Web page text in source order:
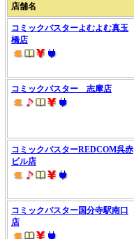
店舗名
コミックバスターよむよむ真玉
橋店
コミックバスター 志摩店
コミックバスターREDCOM呉赤
ビル店
コミックバスター国分寺駅南口
店